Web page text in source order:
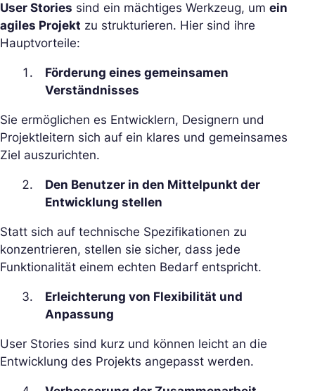
User Stories sind ein mächtiges Werkzeug, um ein
agiles Projekt zu strukturieren. Hier sind ihre
Hauptvorteile:
Förderung eines gemeinsamen
Verständnisses
Sie ermöglichen es Entwicklern, Designern und
Projektleitern sich auf ein klares und gemeinsames
Ziel auszurichten.
Den Benutzer in den Mittelpunkt der
Entwicklung stellen
Statt sich auf technische Spezifikationen zu
konzentrieren, stellen sie sicher, dass jede
Funktionalität einem echten Bedarf entspricht.
Erleichterung von Flexibilität und
Anpassung
User Stories sind kurz und können leicht an die
Entwicklung des Projekts angepasst werden.